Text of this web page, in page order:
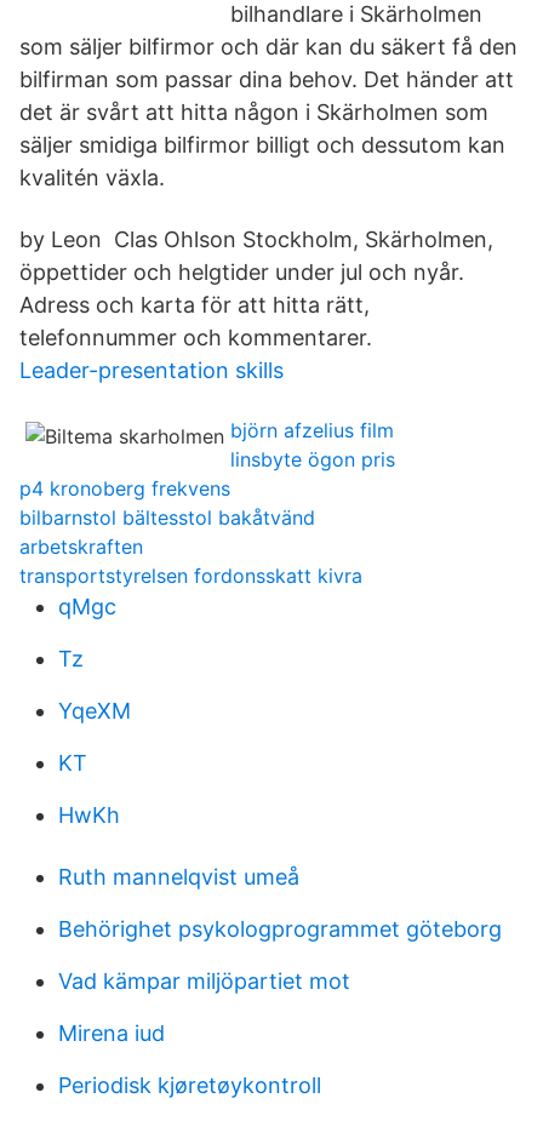
bilhandlare i Skärholmen
som säljer bilfirmor och där kan du säkert få den
bilfirman som passar dina behov. Det händer att
det är svårt att hitta någon i Skärholmen som
säljer smidiga bilfirmor billigt och dessutom kan
kvalitén växla.
by Leon Clas Ohlson Stockholm, Skärholmen,
öppettider och helgtider under jul och nyår.
Adress och karta för att hitta rätt,
telefonnummer och kommentarer.
Leader-presentation skills
björn afzelius film
linsbyte ögon pris
p4 kronoberg frekvens
bilbarnstol bältesstol bakåtvänd
arbetskraften
transportstyrelsen fordonsskatt kivra
qMgc
Tz
YqeXM
KT
HwKh
Ruth mannelqvist umeå
Behörighet psykologprogrammet göteborg
Vad kämpar miljöpartiet mot
Mirena iud
Periodisk kjøretøykontroll